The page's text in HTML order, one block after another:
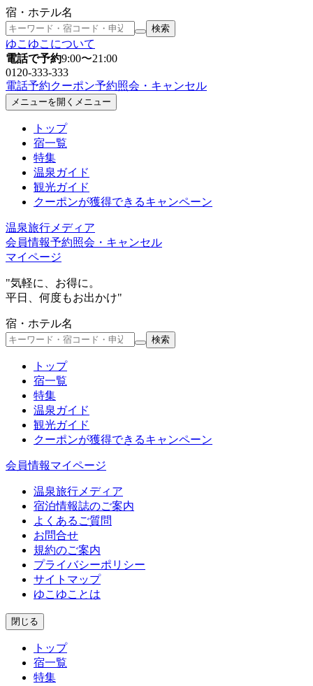
宿・ホテル名
検索
ゆこゆこについて
電話で予約9:00〜21:00
0120-333-333
電話予約クーポン予約照会 ・キャンセル
メニューを開く メニュー
トップ
宿一覧
特集
温泉ガイド
観光ガイド
クーポンが獲得できるキャンペーン
温泉旅行メディア
会員情報予約照会 ・キャンセル
マイページ
"気軽に、お得に。
平日、何度もお出かけ"
宿・ホテル名
検索
トップ
宿一覧
特集
温泉ガイド
観光ガイド
クーポンが獲得できるキャンペーン
会員情報マイページ
温泉旅行メディア
宿泊情報誌のご案内
よくあるご質問
お問合せ
規約のご案内
プライバシーポリシー
サイトマップ
ゆこゆことは
閉じる
トップ
宿一覧
特集